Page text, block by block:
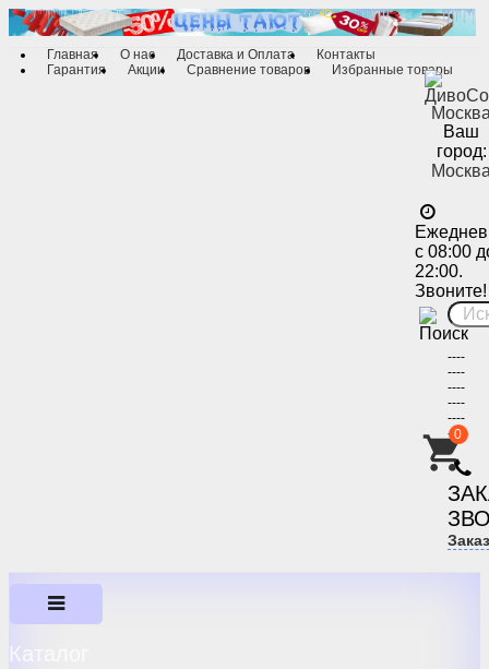
Главная О нас Доставка и Оплата
Контакты
Гарантия
Акции Сравнение товаров Избранные товары
Ваш
город:
с 08:00
22:00.
Звоните!
----
----
----
----
----
----
0
Каталог